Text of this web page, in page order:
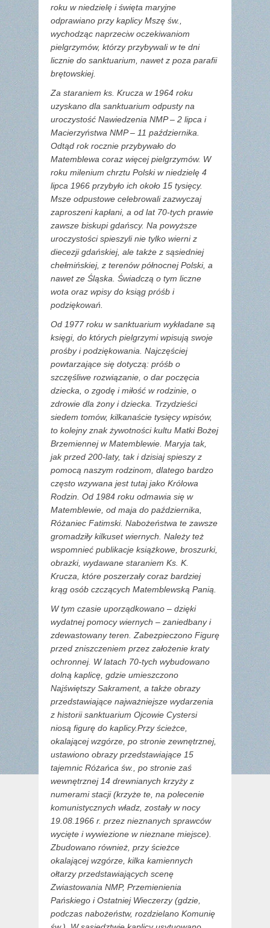
roku w niedzielę i święta maryjne
odprawiano przy kaplicy Mszę św.,
wychodząc naprzeciw oczekiwaniom
pielgrzymów, którzy przybywali w te dni
licznie do sanktuarium, nawet z poza parafii
brętowskiej.
Za staraniem ks. Krucza w 1964 roku
uzyskano dla sanktuarium odpusty na
uroczystość Nawiedzenia NMP – 2 lipca i
Macierzyństwa NMP – 11 października.
Odtąd rok rocznie przybywało do
Matemblewa coraz więcej pielgrzymów. W
roku milenium chrztu Polski w niedzielę 4
lipca 1966 przybyło ich około 15 tysięcy.
Msze odpustowe celebrowali zazwyczaj
zaproszeni kapłani, a od lat 70-tych prawie
zawsze biskupi gdańscy. Na powyższe
uroczystości spieszyli nie tylko wierni z
diecezji gdańskiej, ale także z sąsiedniej
chełmińskiej, z terenów północnej Polski, a
nawet ze Śląska. Świadczą o tym liczne
wota oraz wpisy do ksiąg próśb i
podziękowań.
Od 1977 roku w sanktuarium wykładane są
księgi, do których pielgrzymi wpisują swoje
prośby i podziękowania. Najczęściej
powtarzające się dotyczą: próśb o
szczęśliwe rozwiązanie, o dar poczęcia
dziecka, o zgodę i miłość w rodzinie, o
zdrowie dla żony i dziecka. Trzydzieści
siedem tomów, kilkanaście tysięcy wpisów,
to kolejny znak żywotności kultu Matki Bożej
Brzemiennej w Matemblewie. Maryja tak,
jak przed 200-laty, tak i dzisiaj spieszy z
pomocą naszym rodzinom, dlatego bardzo
często wzywana jest tutaj jako Królowa
Rodzin. Od 1984 roku odmawia się w
Matemblewie, od maja do października,
Różaniec Fatimski. Nabożeństwa te zawsze
gromadziły kilkuset wiernych. Należy też
wspomnieć publikacje książkowe, broszurki,
obrazki, wydawane staraniem Ks. K.
Krucza, które poszerzały coraz bardziej
krąg osób czczących Matemblewską Panią.
W tym czasie uporządkowano – dzięki
wydatnej pomocy wiernych – zaniedbany i
zdewastowany teren. Zabezpieczono Figurę
przed zniszczeniem przez założenie kraty
ochronnej. W latach 70-tych wybudowano
dolną kaplicę, gdzie umieszczono
Najświętszy Sakrament, a także obrazy
przedstawiające najważniejsze wydarzenia
z historii sanktuarium Ojcowie Cystersi
niosą figurę do kaplicy.Przy ścieżce,
okalającej wzgórze, po stronie zewnętrznej,
ustawiono obrazy przedstawiające 15
tajemnic Różańca św., po stronie zaś
wewnętrznej 14 drewnianych krzyży z
numerami stacji (krzyże te, na polecenie
komunistycznych władz, zostały w nocy
19.08.1966 r. przez nieznanych sprawców
wycięte i wywiezione w nieznane miejsce).
Zbudowano również, przy ścieżce
okalającej wzgórze, kilka kamiennych
ołtarzy przedstawiających scenę
Zwiastowania NMP, Przemienienia
Pańskiego i Ostatniej Wieczerzy (gdzie,
podczas nabożeństw, rozdzielano Komunię